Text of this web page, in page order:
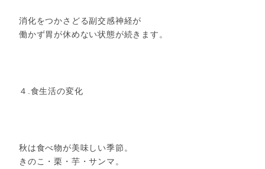
消化をつかさどる副交感神経が
働かず胃が休めない状態が続きます。
４.食生活の変化
秋は食べ物が美味しい季節。
きのこ・栗・芋・サンマ。